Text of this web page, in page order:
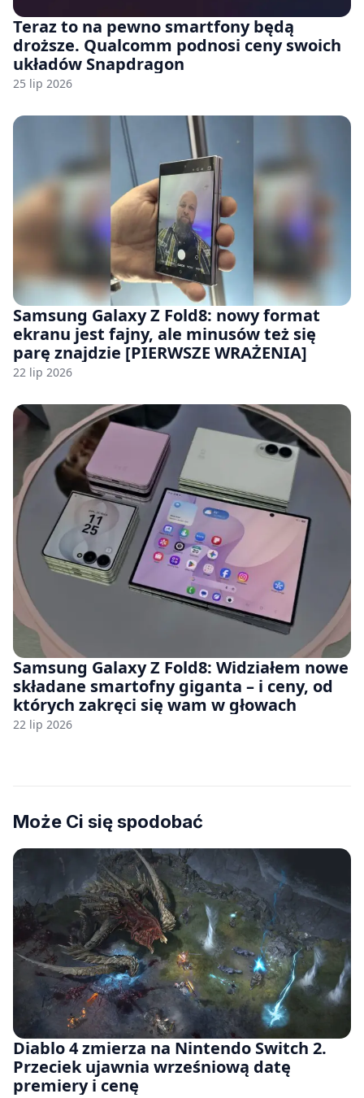
Teraz to na pewno smartfony będą
droższe. Qualcomm podnosi ceny swoich
układów Snapdragon
25 lip 2026
Samsung Galaxy Z Fold8: nowy format
ekranu jest fajny, ale minusów też się
parę znajdzie [PIERWSZE WRAŻENIA]
22 lip 2026
Samsung Galaxy Z Fold8: Widziałem nowe
składane smartofny giganta – i ceny, od
których zakręci się wam w głowach
22 lip 2026
Może Ci się spodobać
Diablo 4 zmierza na Nintendo Switch 2.
Przeciek ujawnia wrześniową datę
premiery i cenę